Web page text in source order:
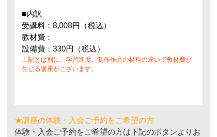
■内訳
受講料：8,008円（税込）
教材費：
設備費：330円（税込）
上記とは別に、学習進度、制作作品の材料の違いで教材費が
生じる講座がございます。
★講座の体験・入会ご予約をご希望の方
体験・入会ご予約をご希望の方は下記のボタンよりお